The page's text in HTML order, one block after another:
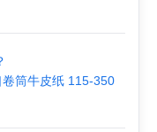
筒牛皮纸 115-350